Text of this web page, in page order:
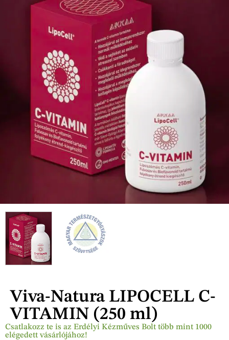
Csatlakozz te is az Erdélyi Kézműves Bolt több mint 1000
elégedett vásárlójához!
Viva-Natura LIPOCELL C-
VITAMIN (250 ml)